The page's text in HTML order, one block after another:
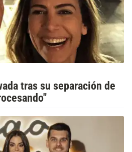
tras su separación de